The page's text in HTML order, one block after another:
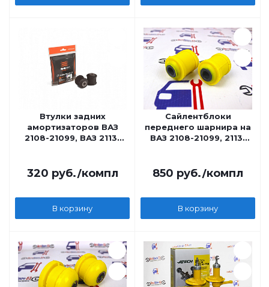
Втулки задних
амортизаторов ВАЗ
2108-21099, ВАЗ 2113-
320 руб./компл
В корзину
Сайлентблоки
переднего шарнира на
ВАЗ 2108-21099, 2113-
850 руб./компл
В корзину